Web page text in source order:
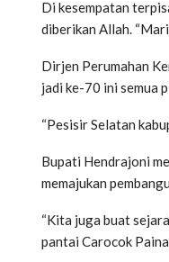
Di kesempatan
diberikan Allah.
Dirjen Perumahan
jadi ke-70 ini semua
“Pesisir Selatan
Bupati Hendrajoni
memajukan
“Kita juga buat
pantai Carocok